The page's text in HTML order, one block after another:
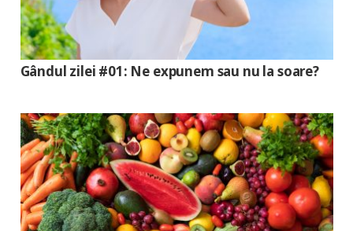
Gândul zilei #01: Ne expunem sau nu la soare?